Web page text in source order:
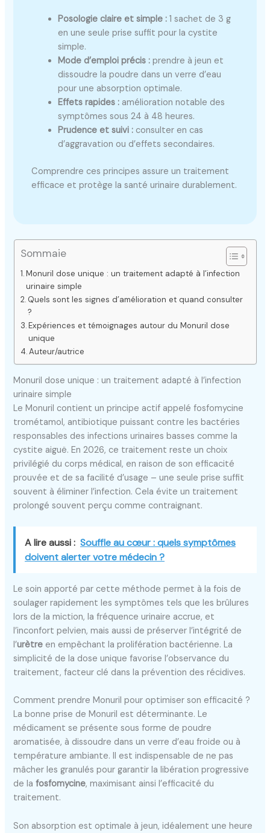
Posologie claire et simple : 1 sachet de 3 g
en une seule prise suffit pour la cystite
simple.
Mode d’emploi précis : prendre à jeun et
dissoudre la poudre dans un verre d’eau
pour une absorption optimale.
Effets rapides : amélioration notable des
symptômes sous 24 à 48 heures.
Prudence et suivi : consulter en cas
d’aggravation ou d’effets secondaires.
Comprendre ces principes assure un traitement
efficace et protège la santé urinaire durablement.
Sommaie
Monuril dose unique : un traitement adapté à l’infection
urinaire simple
Quels sont les signes d’amélioration et quand consulter
?
Expériences et témoignages autour du Monuril dose
unique
Auteur/autrice
Monuril dose unique : un traitement adapté à l’infection
urinaire simple
Le Monuril contient un principe actif appelé fosfomycine
trométamol, antibiotique puissant contre les bactéries
responsables des infections urinaires basses comme la
cystite aiguë. En 2026, ce traitement reste un choix
privilégié du corps médical, en raison de son efficacité
prouvée et de sa facilité d’usage – une seule prise suffit
souvent à éliminer l’infection. Cela évite un traitement
prolongé souvent perçu comme contraignant.
A lire aussi : Souffle au cœur : quels symptômes
doivent alerter votre médecin ?
Le soin apporté par cette méthode permet à la fois de
soulager rapidement les symptômes tels que les brûlures
lors de la miction, la fréquence urinaire accrue, et
l’inconfort pelvien, mais aussi de préserver l’intégrité de
l’urètre en empêchant la prolifération bactérienne. La
simplicité de la dose unique favorise l’observance du
traitement, facteur clé dans la prévention des récidives.
Comment prendre Monuril pour optimiser son efficacité ?
La bonne prise de Monuril est déterminante. Le
médicament se présente sous forme de poudre
aromatisée, à dissoudre dans un verre d’eau froide ou à
température ambiante. Il est indispensable de ne pas
mâcher les granulés pour garantir la libération progressive
de lafosfomycine, maximisant ainsi l’efficacité du
traitement.
Son absorption est optimale à jeun, idéalement une heure